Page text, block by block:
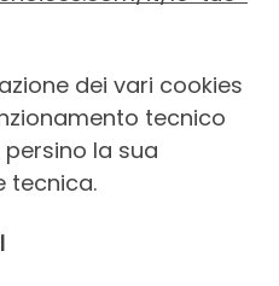
dei vari cookies
tecnico
la sua
tecnica.